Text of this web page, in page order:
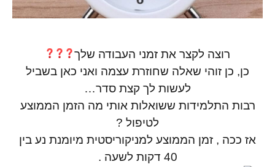
רוצה לקצר את זמני העבודה שלך
כן, כן זוהי שאלה שחוזרת עצמה ואני כאן בשביל
לעשות לך קצת סדר…
רבות התלמידות ששואלות אותי מה הזמן הממוצע
לטיפול ?
אז ככה , זמן הממוצע למניקוריסטית מיומנת נע בין
40 דקות לשעה .